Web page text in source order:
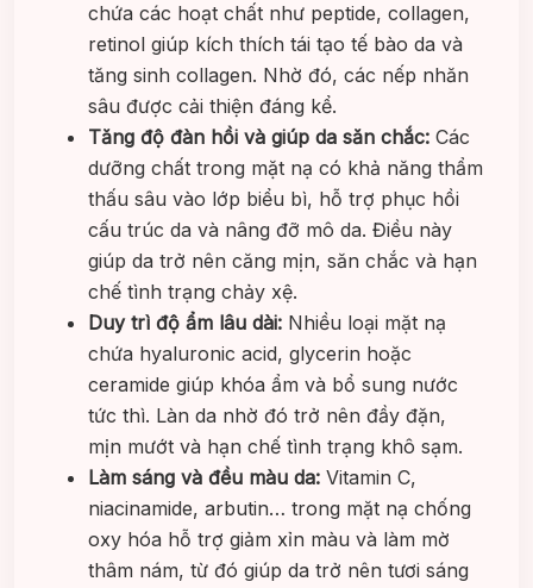
chứa các hoạt chất như peptide, collagen,
retinol giúp kích thích tái tạo tế bào da và
tăng sinh collagen. Nhờ đó, các nếp nhăn
sâu được cải thiện đáng kể.
Tăng độ đàn hồi và giúp da săn chắc: Các
dưỡng chất trong mặt nạ có khả năng thẩm
thấu sâu vào lớp biểu bì, hỗ trợ phục hồi
cấu trúc da và nâng đỡ mô da. Điều này
giúp da trở nên căng mịn, săn chắc và hạn
chế tình trạng chảy xệ.
Duy trì độ ẩm lâu dài: Nhiều loại mặt nạ
chứa hyaluronic acid, glycerin hoặc
ceramide giúp khóa ẩm và bổ sung nước
tức thì. Làn da nhờ đó trở nên đầy đặn,
mịn mướt và hạn chế tình trạng khô sạm.
Làm sáng và đều màu da: Vitamin C,
niacinamide, arbutin… trong mặt nạ chống
oxy hóa hỗ trợ giảm xỉn màu và làm mờ
thâm nám, từ đó giúp da trở nên tươi sáng